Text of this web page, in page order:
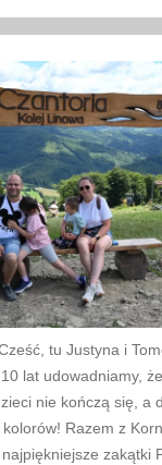
tu Justyna i
lat udowadniamy,
nie kończą się, a
Razem z
zakątki